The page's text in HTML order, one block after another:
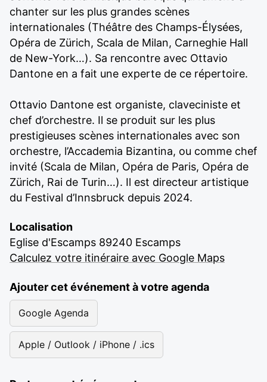
chanter sur les plus grandes scènes
internationales (Théâtre des Champs-Élysées,
Opéra de Zürich, Scala de Milan, Carneghie Hall
de New-York…). Sa rencontre avec Ottavio
Dantone en a fait une experte de ce répertoire.
Ottavio Dantone est organiste, claveciniste et
chef d’orchestre. Il se produit sur les plus
prestigieuses scènes internationales avec son
orchestre, l’Accademia Bizantina, ou comme chef
invité (Scala de Milan, Opéra de Paris, Opéra de
Zürich, Rai de Turin…). Il est directeur artistique
du Festival d’Innsbruck depuis 2024.
Localisation
Eglise d'Escamps 89240 Escamps
Calculez votre itinéraire avec Google Maps
Ajouter cet événement à votre agenda
Google Agenda
Apple / Outlook / iPhone / .ics